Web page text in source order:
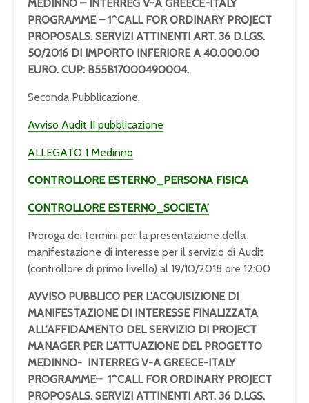
MEDINNO – INTERREG V-A GREECE-ITALY
PROGRAMME – 1^CALL FOR ORDINARY PROJECT
PROPOSALS. SERVIZI ATTINENTI ART. 36 D.LGS.
50/2016 DI IMPORTO INFERIORE A 40.000,00
EURO. CUP: B55B17000490004.
Seconda Pubblicazione.
Avviso Audit II pubblicazione
ALLEGATO 1 Medinno
CONTROLLORE ESTERNO_PERSONA FISICA
CONTROLLORE ESTERNO_SOCIETA’
Proroga dei termini per la presentazione della
manifestazione di interesse per il servizio di Audit
(controllore di primo livello) al 19/10/2018 ore 12:00
AVVISO PUBBLICO PER L’ACQUISIZIONE DI
MANIFESTAZIONE DI INTERESSE FINALIZZATA
ALL’AFFIDAMENTO DEL SERVIZIO DI PROJECT
MANAGER PER L’ATTUAZIONE DEL PROGETTO
MEDINNO- INTERREG V-A GREECE-ITALY
PROGRAMME– 1^CALL FOR ORDINARY PROJECT
PROPOSALS. SERVIZI ATTINENTI ART. 36 D.LGS.